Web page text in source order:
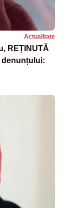
Actualitate
REȚINUTĂ
denunțului: